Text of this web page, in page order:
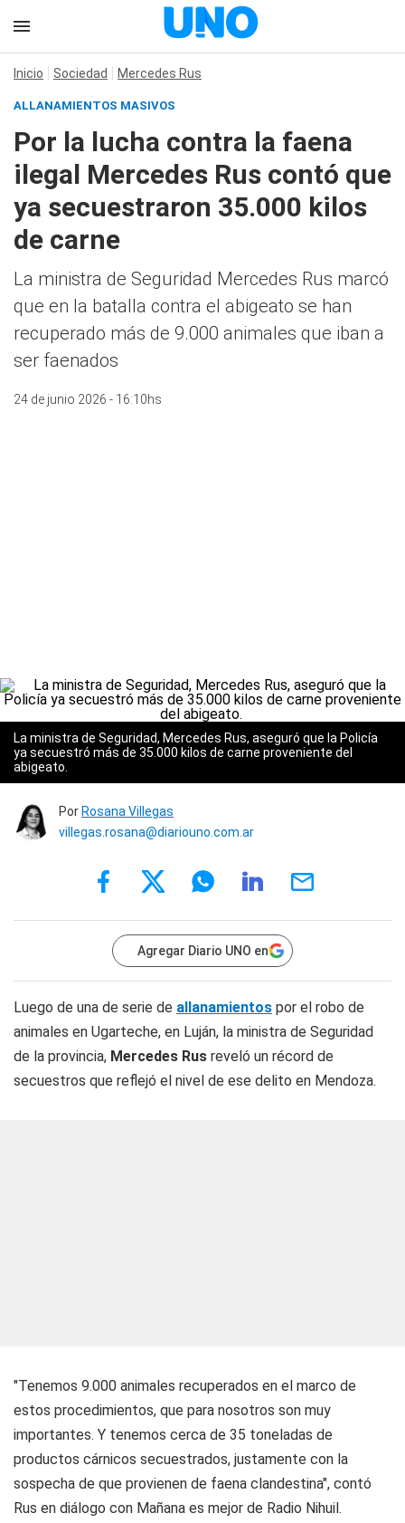
Inicio Sociedad Mercedes Rus
ALLANAMIENTOS MASIVOS
Por la lucha contra la faena
ilegal Mercedes Rus contó que
ya secuestraron 35.000 kilos
de carne
La ministra de Seguridad Mercedes Rus marcó
que en la batalla contra el abigeato se han
recuperado más de 9.000 animales que iban a
ser faenados
24 de junio 2026 - 16:10hs
La ministra de Seguridad, Mercedes Rus, aseguró que la Policía
ya secuestró más de 35.000 kilos de carne proveniente del
abigeato.
Por Rosana Villegas
villegas.rosana@diariouno.com.ar
Agregar Diario UNO en
Luego de una de serie de allanamientos por el robo de
animales en Ugarteche, en Luján, la ministra de Seguridad
de la provincia, Mercedes Rus reveló un récord de
secuestros que reflejó el nivel de ese delito en Mendoza.
"Tenemos 9.000 animales recuperados en el marco de
estos procedimientos, que para nosotros son muy
importantes. Y tenemos cerca de 35 toneladas de
productos cárnicos secuestrados, justamente con la
sospecha de que provienen de faena clandestina", contó
Rus en diálogo con Mañana es mejor de Radio Nihuil.